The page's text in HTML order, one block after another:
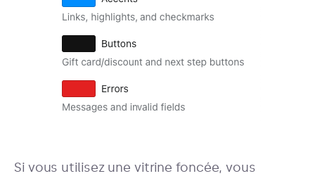
Si vous utilisez une vitrine foncée, vous